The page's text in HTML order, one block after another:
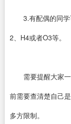
3.有配偶的同学
2、H4或者O3等。
需要提醒大家一
前需要查清楚自己
多方限制。